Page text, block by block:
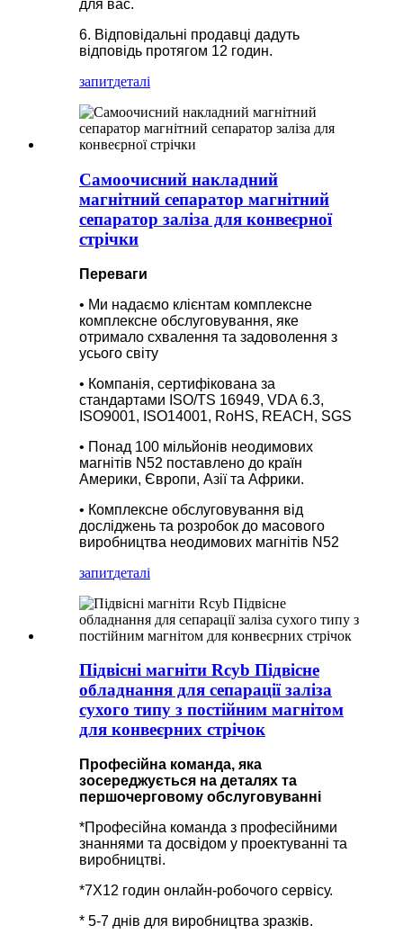
для вас.
6. Відповідальні продавці дадуть
відповідь протягом 12 годин.
запитдеталі
Самоочисний накладний
магнітний сепаратор магнітний
сепаратор заліза для конвеєрної
стрічки
Переваги
• Ми надаємо клієнтам комплексне
комплексне обслуговування, яке
отримало схвалення та задоволення з
усього світу
• Компанія, сертифікована за
стандартами ISO/TS 16949, VDA 6.3,
ISO9001, ISO14001, RoHS, REACH, SGS
• Понад 100 мільйонів неодимових
магнітів N52 поставлено до країн
Америки, Європи, Азії та Африки.
• Комплексне обслуговування від
досліджень та розробок до масового
виробництва неодимових магнітів N52
запитдеталі
Підвісні магніти Rcyb Підвісне
обладнання для сепарації заліза
сухого типу з постійним магнітом
для конвеєрних стрічок
Професійна команда, яка
зосереджується на деталях та
першочерговому обслуговуванні
*Професійна команда з професійними
знаннями та досвідом у проектуванні та
виробництві.
*7X12 годин онлайн-робочого сервісу.
* 5-7 днів для виробництва зразків.